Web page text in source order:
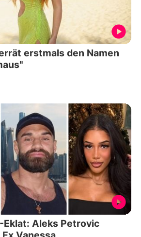
erstmals den Namen
Eklat: Aleks Petrovic